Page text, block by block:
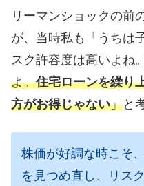
リーマンショックの前
が、当時私も「うちは
スク許容度は高いよね。
よ。住宅ローンを繰り
方がお得じゃない」と
株価が好調な時こそ
を見つめ直し、リス